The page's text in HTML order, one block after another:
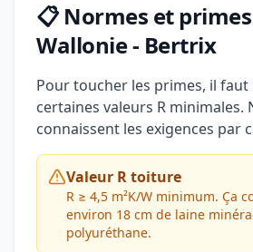
📋 Normes et
Wallonie - Bertrix
Pour toucher les primes, il
certaines valeurs R minimales.
connaissent les exigences par
Valeur R toiture
R ≥ 4,5 m²K/W minimum. Ça
environ 18 cm de laine
polyuréthane.